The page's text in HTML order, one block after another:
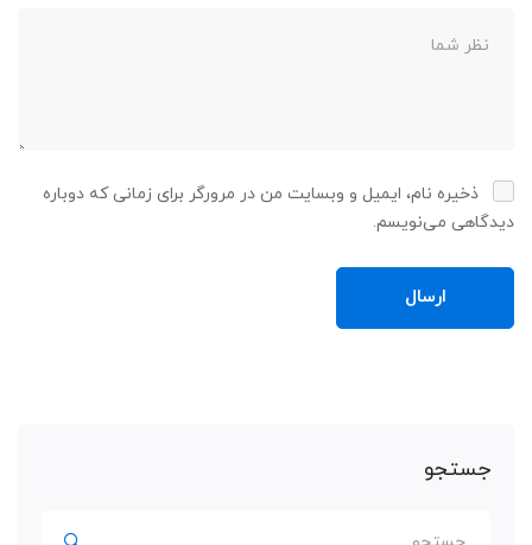
جستجو
ذخیره نام، ایمیل و وبسایت من در مرورگر برای زمانی که دوباره
دیدگاهی می‌نویسم.